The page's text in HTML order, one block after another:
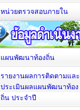
หน่วยตรวจสอบภายใน
แผนพัฒนาท้องถิ่น
รายงานผลการติดตามและ
ประเมินผลแผนพัฒนาท้อง
ถิ่น ประจำปี